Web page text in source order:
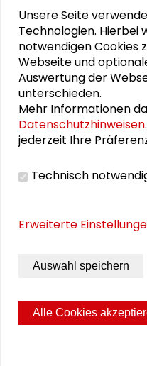
25. Runder Tisch
PERSONEN IM KONTEXT
Martin Burwitz
Alexander Gemeinhardt
Steffi Ober
Programm
Unsere Seite
Technologien. Hierbei
notwendigen Cookies
Webseite und
Auswertung der
unterschieden.
Mehr Informationen
Datenschutzhinweisen
jederzeit Ihre
Technisch
Erweiterte
Auswahl speichern
Alle Cookies